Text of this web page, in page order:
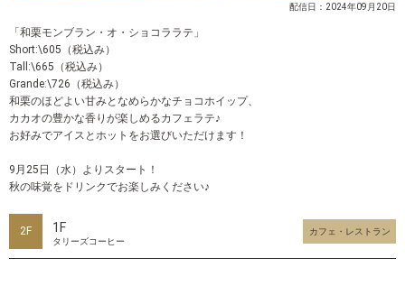
配信日：2024年09月20日
「和栗モンブラン・オ・ショコララテ」
Short:\605（税込み）
Tall:\665（税込み）
Grande:\726（税込み）
和栗のほどよい甘みとなめらかなチョコホイップ、
カカオの豊かな香りが楽しめるカフェラテ♪
お好みでアイスとホットをお選びいただけます！
9月25日（水）よりスタート！
秋の味覚をドリンクでお楽しみください♪
2F 1F
タリーズコーヒー
カフェ・レストラン